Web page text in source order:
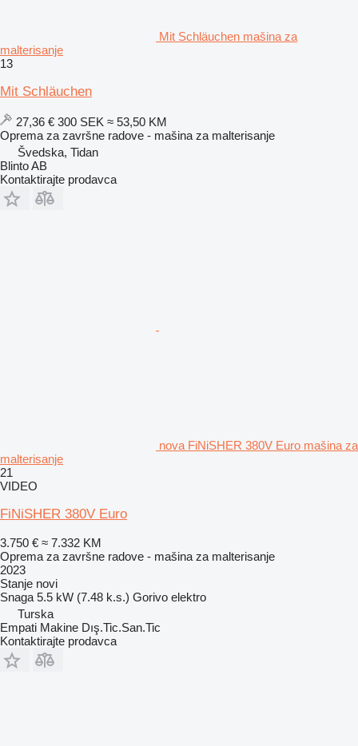
Mit Schläuchen mašina za
malterisanje
13
Mit Schläuchen
27,36 € 300 SEK ≈ 53,50 KM
Oprema za završne radove - mašina za malterisanje
Švedska, Tidan
Blinto AB
Kontaktirajte prodavca
nova FiNiSHER 380V Euro mašina za
malterisanje
21
VIDEO
FiNiSHER 380V Euro
3.750 € ≈ 7.332 KM
Oprema za završne radove - mašina za malterisanje
2023
Stanje novi
Snaga 5.5 kW (7.48 k.s.) Gorivo elektro
Turska
Empati Makine Dış.Tic.San.Tic
Kontaktirajte prodavca